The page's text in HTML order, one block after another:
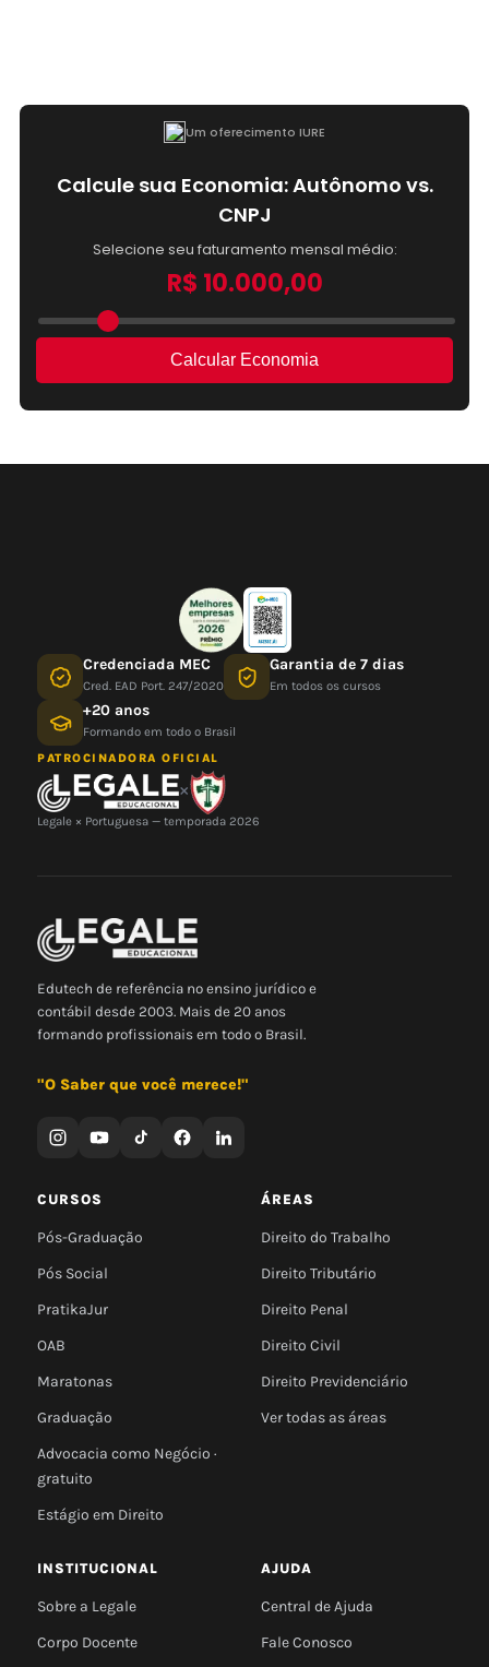
Credenciada MEC
Cred. EAD Port. 247/2020
Garantia de 7 dias
Em todos os cursos
+20 anos
Formando em todo o Brasil
PATROCINADORA OFICIAL
×
Legale × Portuguesa — temporada 2026
Edutech de referência no ensino jurídico e
contábil desde 2003. Mais de 20 anos
formando profissionais em todo o Brasil.
"O Saber que você merece!"
CURSOS
Pós-Graduação
Pós Social
PratikaJur
OAB
Maratonas
Graduação
Advocacia como Negócio ·
gratuito
Estágio em Direito
ÁREAS
Direito do Trabalho
Direito Tributário
Direito Penal
Direito Civil
Direito Previdenciário
Ver todas as áreas
INSTITUCIONAL
Sobre a Legale
Corpo Docente
AJUDA
Central de Ajuda
Fale Conosco